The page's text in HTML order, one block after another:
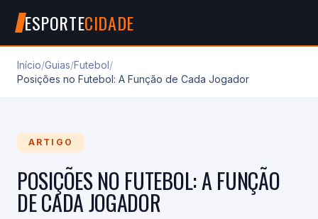
ESPORTECIDADE
Início/Guias/Futebol/
Posições no Futebol: A Função de Cada Jogador
ARTIGO
POSIÇÕES NO FUTEBOL: A FUNÇÃO
DE CADA JOGADOR